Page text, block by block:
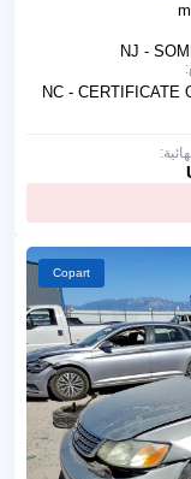
NJ -
NC - CERTIFICATE
Copart